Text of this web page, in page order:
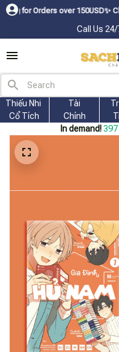
over 150USDㅤ✨Chúc mừng
Call Us
Thiếu Nhi
Cổ Tích
Tài
Chính
In demand! 399